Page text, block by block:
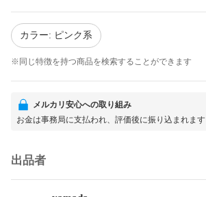
カラー: ピンク系
※同じ特徴を持つ商品を検索することができます
メルカリ安心への取り組み
お金は事務局に支払われ、評価後に振り込まれます
出品者